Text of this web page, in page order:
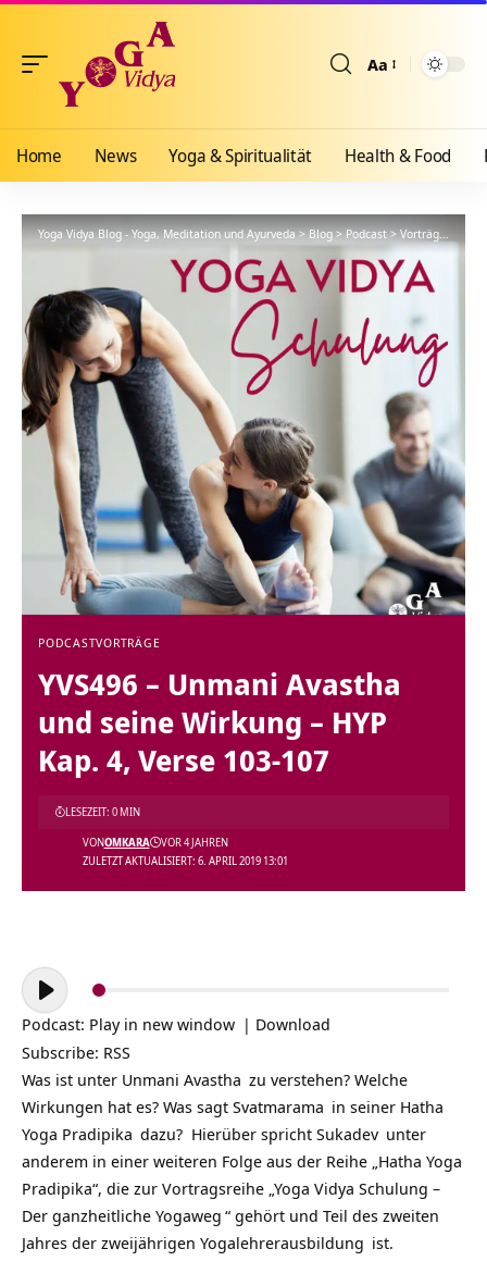
Aa
Home News Yoga & Spiritualität Health & Food
Yoga Vidya Blog - Yoga, Meditation und Ayurveda>Blog>Podcast>Vorträge >
PODCASTVORTRÄGE
YVS496 – Unmani Avastha
und seine Wirkung – HYP
Kap. 4, Verse 103-107
ZULETZT AKTUALISIERT: 6. APRIL 2019 13:01
VONOMKARA VOR 4 JAHREN
LESEZEIT: 0 MIN
Audio-
Player
Podcast: Play in new window | Download
Subscribe: RSS
Was ist unter Unmani Avastha zu verstehen? Welche
Wirkungen hat es? Was sagt Svatmarama in seiner Hatha
Yoga Pradipika dazu? Hierüber spricht Sukadev unter
anderem in einer weiteren Folge aus der Reihe „Hatha Yoga
Pradipika“, die zur Vortragsreihe „Yoga Vidya Schulung –
Der ganzheitliche Yogaweg “ gehört und Teil des zweiten
Jahres der zweijährigen Yogalehrerausbildung ist.